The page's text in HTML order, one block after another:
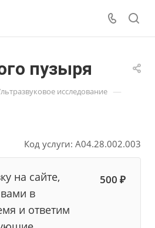
пузыря
исследование —
Код услуги: A04.28.002.003
на сайте,
в
и ответим
500 ₽